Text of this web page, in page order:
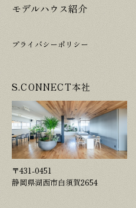
モデルハウス紹介
プライバシーポリシー
S.CONNECT本社
〒431-0451
静岡県湖西市白須賀2654